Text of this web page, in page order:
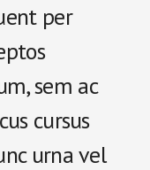
per
sem ac
cursus
urna vel